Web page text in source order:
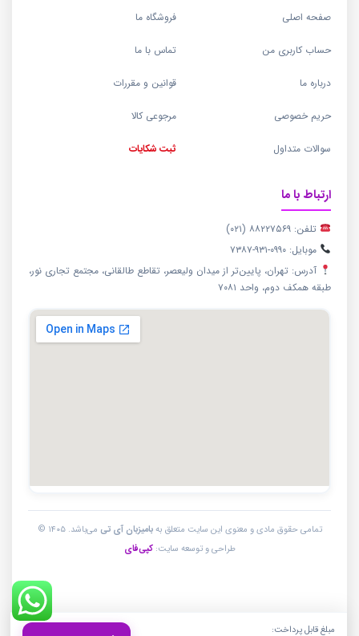
مبلغ قابل پرداخت:
صفحه اصلی فروشگاه ما
حساب کاربری من تماس با ما
درباره ما قوانین و مقررات
حریم خصوصی مرجوعی کالا
سوالات متداول ثبت شکایات
ارتباط با ما
تلفن: ۸۸۲۲۷۵۶۹ (۰۲۱)
موبایل: ۰۹۹۰-۹۳۱-۷۳۸۷
آدرس: تهران، پایین‌تر از میدان ولیعصر، تقاطع طالقانی، مجتمع تجاری نور،
طبقه همکف دوم، واحد ۷۰۸۱
تمامی حقوق مادی و معنوی این سایت متعلق بهبامیزبان آی تی می‌باشد. ۱۴۰۵ ©
طراحی و توسعه سایت:کپی‌فای